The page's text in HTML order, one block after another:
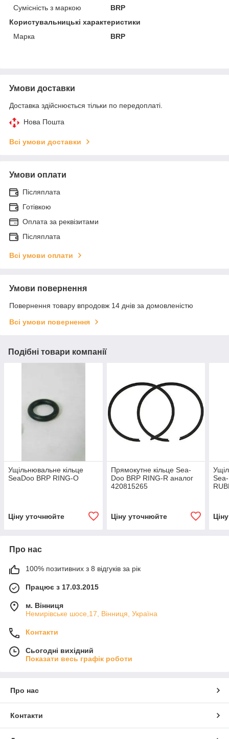
Сумісність з маркою
BRP
Користувальницькі характеристики
Марка
BRP
Умови доставки
Доставка здійснюється тільки по передоплаті.
Нова Пошта
Всі умови доставки
Умови оплати
Післяплата
Готівкою
Оплата за реквізитами
Післяплата
Всі умови оплати
Умови повернення
Повернення товару впродовж 14 днів за домовленістю
Всі умови повернення
Подібні товари компанії
Ущільнювальне кільце
SeaDoo BRP RING-O
Ціну уточнюйте
Прямокутне кільце Sea-
Doo BRP RING-R аналог
420815265
Ціну уточнюйте
Про нас
100% позитивних з 8 відгуків за рік
Працює з 17.03.2015
м. Вінниця
Немирівське шосе,17, Вінниця, Україна
Контакти
Сьогодні вихідний
Показати весь графік роботи
Про нас
Контакти